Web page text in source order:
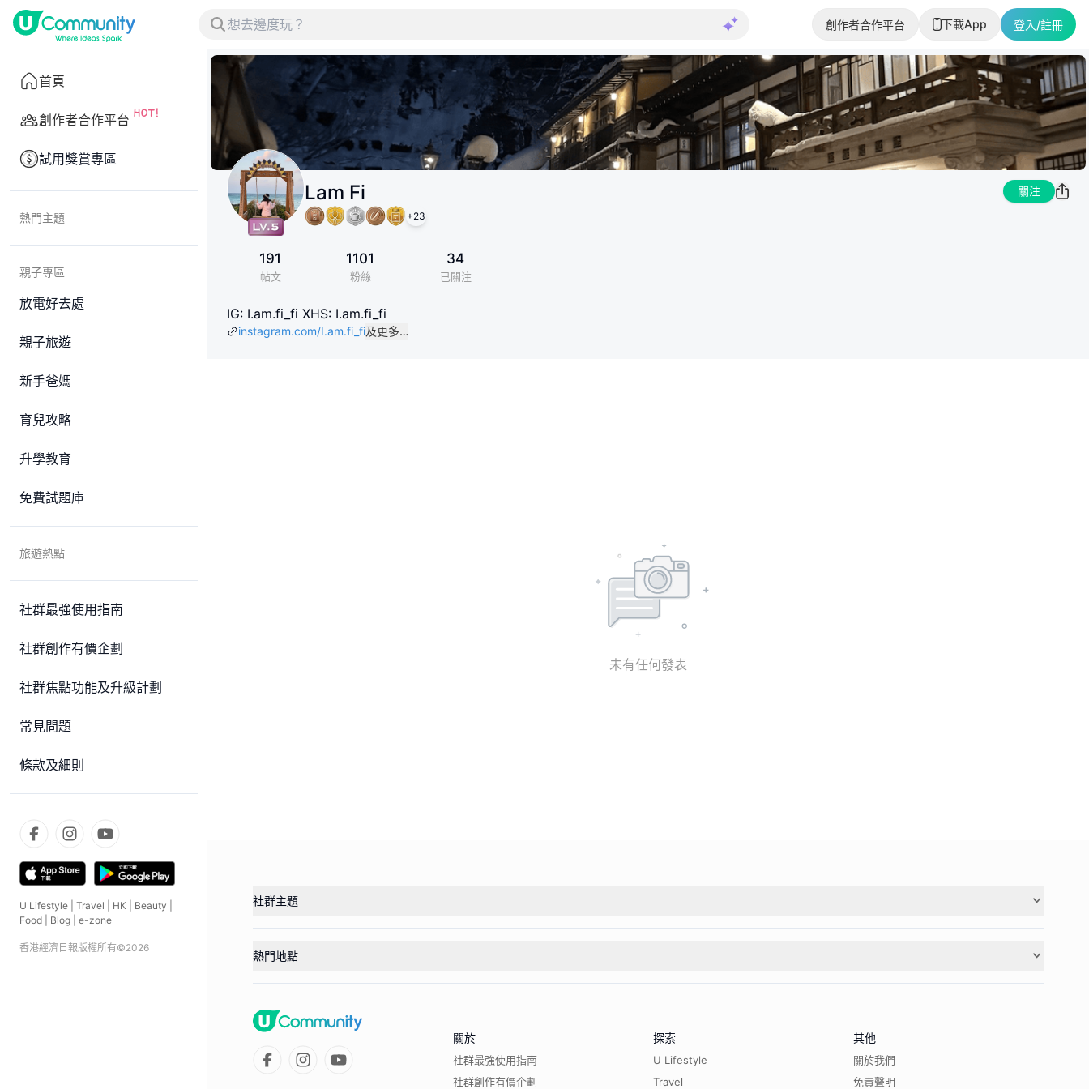
創作者合作平台 下載App 登入/註冊
首頁
創作者合作平台
試用獎賞專區
熱門主題
親子專區
放電好去處
親子旅遊
新手爸媽
育兒攻略
升學教育
免費試題庫
旅遊熱點
社群最強使用指南
社群創作有價企劃
社群焦點功能及升級計劃
常見問題
條款及細則
U Lifestyle Travel HK Beauty
Food
Blog e-zone
香港經濟日報版權所有©2026
Lam Fi
+23
關注
191
帖文
1101
粉絲
34
已關注
IG: I.am.fi_fi XHS: I.am.fi_fi
instagram.com/I.am.fi_fi及更多…
未有任何發表
社群主題
熱門地點
關於
社群最強使用指南
社群創作有價企劃
探索
U Lifestyle
Travel
其他
關於我們
免責聲明